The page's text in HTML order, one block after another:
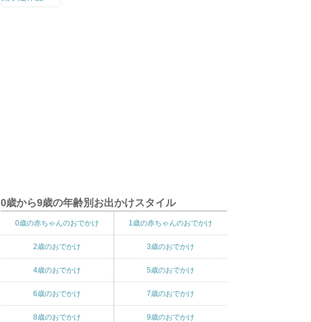
0歳から9歳の年齢別お出かけスタイル
0歳の赤ちゃんのおでかけ 1歳の赤ちゃんのおでかけ
2歳のおでかけ 3歳のおでかけ
4歳のおでかけ 5歳のおでかけ
6歳のおでかけ 7歳のおでかけ
8歳のおでかけ 9歳のおでかけ